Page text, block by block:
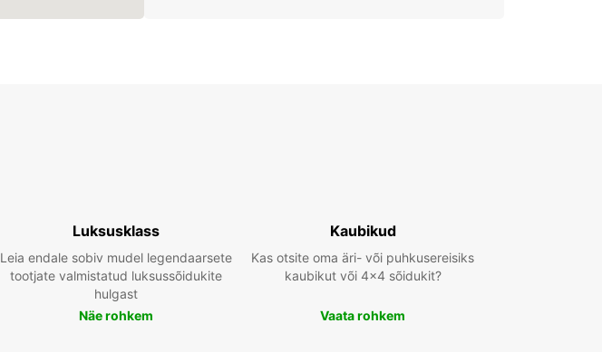
Luksusklass
Leia endale sobiv mudel legendaarsete
tootjate valmistatud luksussõidukite
hulgast
Näe rohkem
Kaubikud
Kas otsite oma äri- või puhkusereisiks
kaubikut või 4x4 sõidukit?
Vaata rohkem